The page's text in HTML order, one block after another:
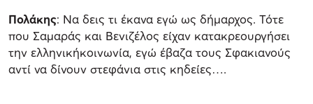
Πολάκης: Να δεις τι έκανα εγώ ως δήμαρχος. Τότε
που Σαμαράς και Βενιζέλος είχαν κατακρεουργήσει
την ελληνικήκοινωνία, εγώ έβαζα τους Σφακιανούς
αντί να δίνουν στεφάνια στις κηδείες….